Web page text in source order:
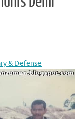
& Defense